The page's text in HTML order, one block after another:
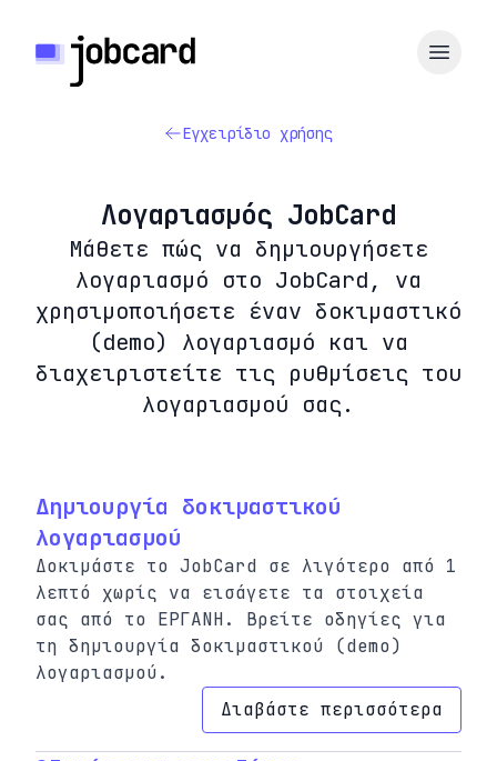
Εγχειρίδιο χρήσης
Λογαριασμός JobCard
Μάθετε πώς να δημιουργήσετε
λογαριασμό στο JobCard, να
χρησιμοποιήσετε έναν δοκιμαστικό
(demo) λογαριασμό και να
διαχειριστείτε τις ρυθμίσεις του
λογαριασμού σας.
Δημιουργία δοκιμαστικού
λογαριασμού
Δοκιμάστε το JobCard σε λιγότερο από 1
λεπτό χωρίς να εισάγετε τα στοιχεία
σας από το ΕΡΓΑΝΗ. Βρείτε οδηγίες για
τη δημιουργία δοκιμαστικού (demo)
λογαριασμού.
Διαβάστε περισσότερα